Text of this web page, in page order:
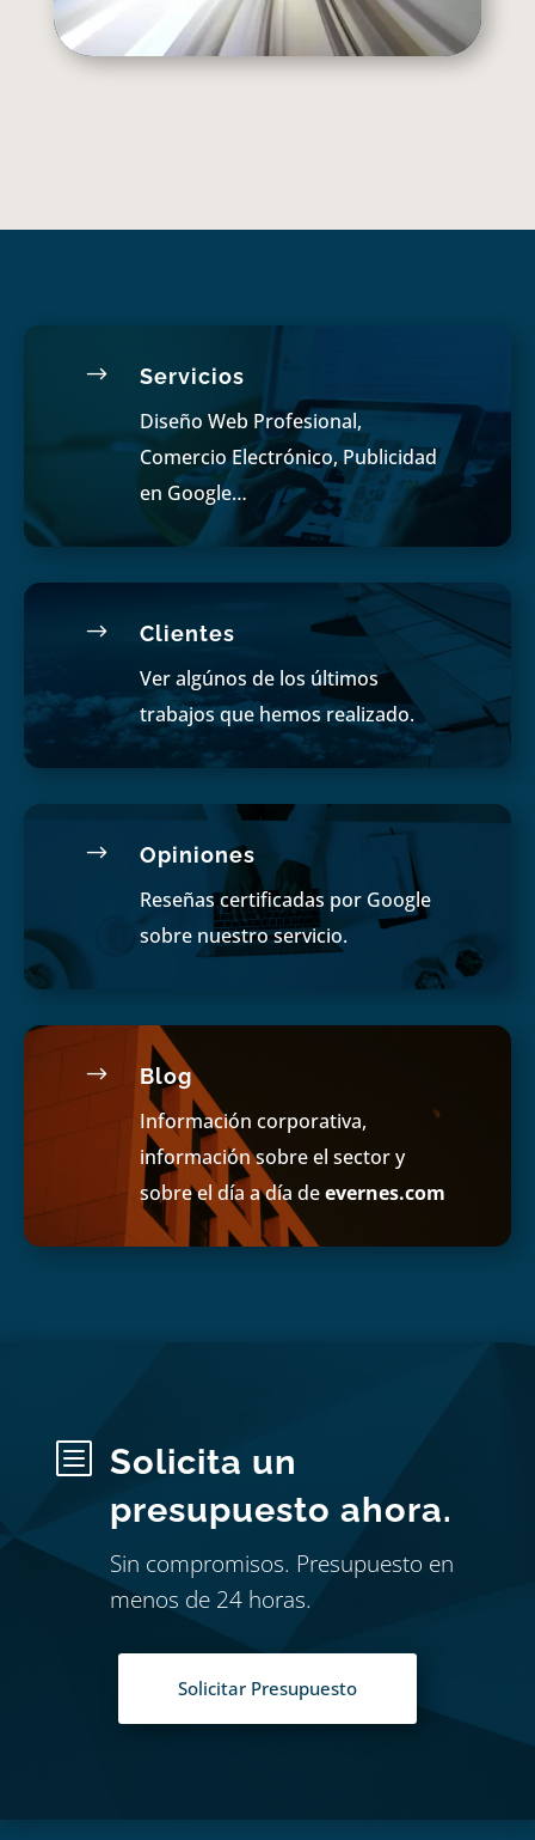
$ Servicios
Diseño Web Profesional,
Comercio Electrónico, Publicidad
en Google…
$ Clientes
Ver algúnos de los últimos
trabajos que hemos realizado.
$ Opiniones
Reseñas certificadas por Google
sobre nuestro servicio.
$ Blog
Información corporativa,
información sobre el sector y
sobre el día a día deevernes.com
b
Solicita un
presupuesto ahora.
Sin compromisos. Presupuesto en
menos de 24 horas.
Solicitar Presupuesto